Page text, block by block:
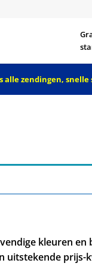
zendingen, snelle
kleuren
uitstekende